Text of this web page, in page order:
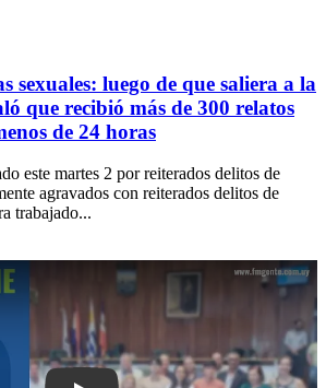
sexuales: luego de que saliera a la
que recibió más de 300 relatos
de 24 horas
este martes 2 por reiterados delitos de
agravados con reiterados delitos de
trabajado...